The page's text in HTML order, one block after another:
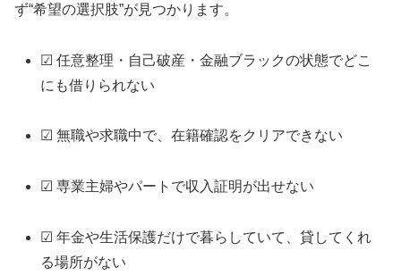
ず“希望の選択肢”が見つかります。
☑ 任意整理・自己破産・金融ブラックの状態でどこ
にも借りられない
☑ 無職や求職中で、在籍確認をクリアできない
☑ 専業主婦やパートで収入証明が出せない
☑ 年金や生活保護だけで暮らしていて、貸してくれ
る場所がない